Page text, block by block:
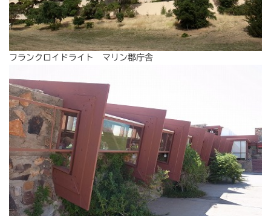
フランクロイドライト マリン郡庁舎